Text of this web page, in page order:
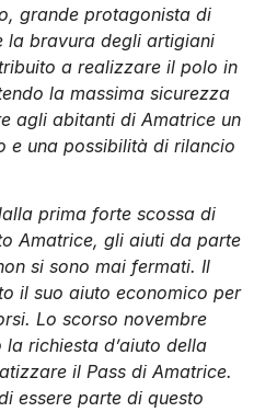
grande protagonista di
la bravura degli artigiani
a realizzare il polo in
la massima sicurezza
agli abitanti di Amatrice un
e una possibilità di rilancio
prima forte scossa di
Amatrice, gli aiuti da parte
si sono mai fermati. Il
il suo aiuto economico per
Lo scorso novembre
richiesta d’aiuto della
il Pass di Amatrice.
essere parte di questo